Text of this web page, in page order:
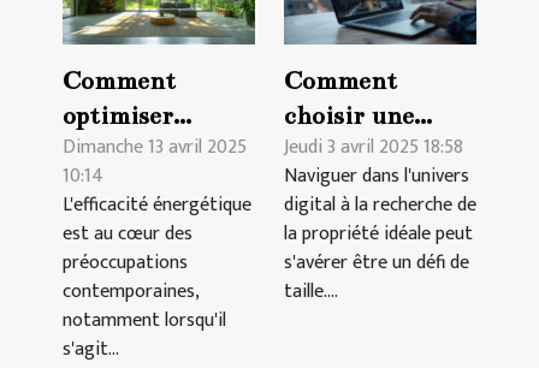
Comment
optimiser
l'efficacité
énergétique
dans votre
nouveau
logement
Dimanche 13 avril 2025
10:14
L'efficacité énergétique
est au cœur des
préoccupations
contemporaines,
notamment lorsqu'il
s'agit...
Comment
choisir une
plateforme
efficace pour la
recherche de
propriétés en
ligne
Jeudi 3 avril 2025 18:58
Naviguer dans l'univers
digital à la recherche de
la propriété idéale peut
s'avérer être un défi de
taille....